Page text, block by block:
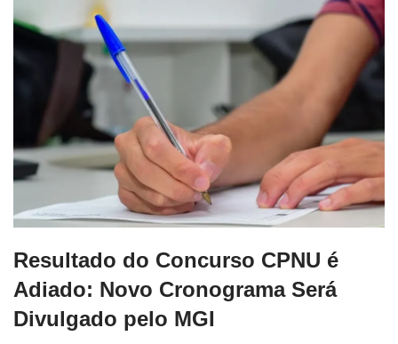
Resultado do Concurso CPNU é
Adiado: Novo Cronograma Será
Divulgado pelo MGI